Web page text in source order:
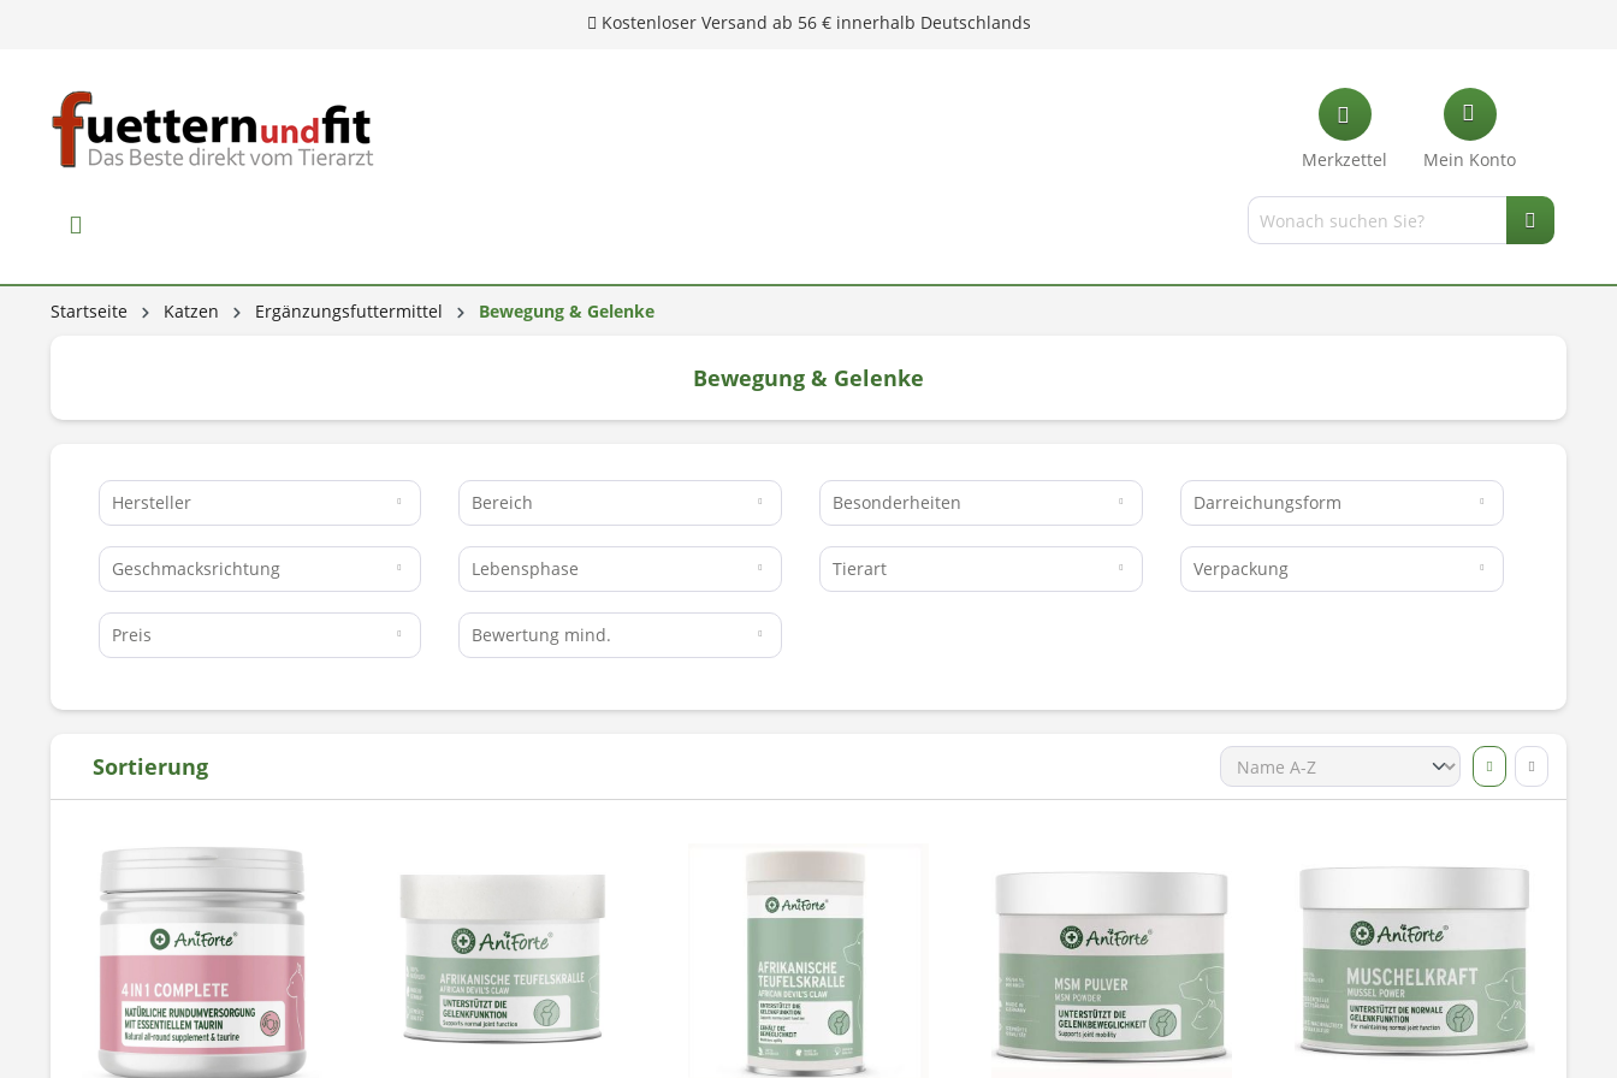
Unsere Hotline: 0 28 04 - 18 29 27 0
Merkzettel Mein Konto
Startseite Katzen Ergänzungsfuttermittel Bewegung & Gelenke
Bewegung & Gelenke
Hersteller Bereich Besonderheiten Darreichungsform
Geschmacksrichtung Lebensphase Tierart Verpackung
Preis Bewertung mind.
Sortierung